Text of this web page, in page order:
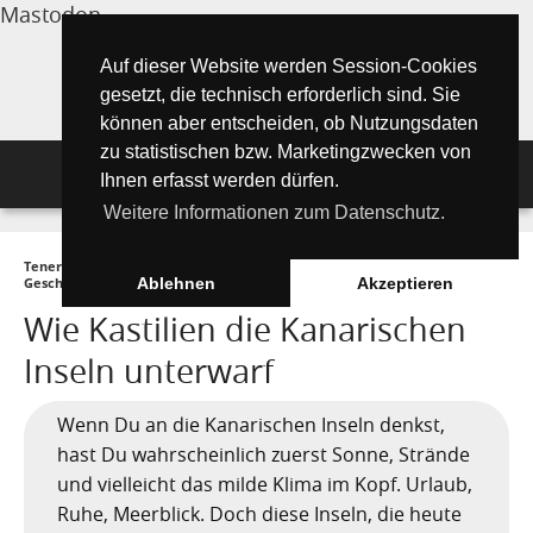
Auf dieser Website werden Session-Cookies
gesetzt, die technisch erforderlich sind. Sie
können aber entscheiden, ob Nutzungsdaten
zu statistischen bzw. Marketingzwecken von
Ihnen erfasst werden dürfen.
Weitere Informationen zum Datenschutz.
Ablehnen Akzeptieren
Mastodon
Navigation
Aktuelle Artikel ►
Tipps für Urlauber
"Must See" - Orte
Umwelt & Natur
Geschichte & Geschichten
Tipps für Urlauber
Must See Orte
Teide Nationalpark
Santa Cruz de Tenerife
Teno-Gebirge - Masca
Strände
Playa de las Teresitas
Playa de las Américas
Wandern auf Teneriffa
Masca-Schlucht
Kontakte für Notfälle
Wissenswertes
Umwelt und Natur
Flora
El Drago Milenario
Fauna
Orte und Regionen
Bezirke (Municipios)
Die Kanarischen Inseln
Teneriffa
Fuerteventura
Teneriffa Inselmagazin ONLINE
Geschichten
Wie Kastilien die Kanarischen Inseln unterwarf
Wie Kastilien die Kanarischen
Inseln unterwarf
Wenn Du an die Kanarischen Inseln denkst,
hast Du wahrscheinlich zuerst Sonne, Strände
und vielleicht das milde Klima im Kopf. Urlaub,
Ruhe, Meerblick. Doch diese Inseln, die heute